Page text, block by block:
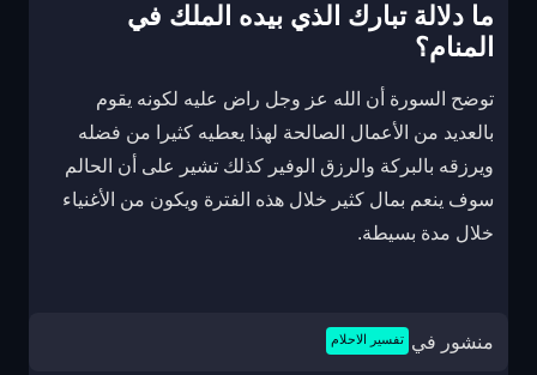
ما دلالة تبارك الذي بيده الملك في
المنام؟
توضح السورة أن الله عز وجل راض عليه لكونه يقوم
بالعديد من الأعمال الصالحة لهذا يعطيه كثيرا من فضله
ويرزقه بالبركة والرزق الوفير كذلك تشير على أن الحالم
سوف ينعم بمال كثير خلال هذه الفترة ويكون من الأغنياء
خلال مدة بسيطة.
منشور في تفسير الاحلام